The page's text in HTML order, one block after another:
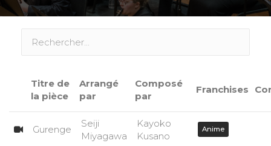
Titre de
la pièce
Arrangé
par
Composé
par
Franchises
Gurenge
Seiji
Miyagawa
Kayoko
Kusano
Anime